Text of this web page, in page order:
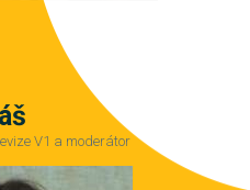
V1 a moderátor